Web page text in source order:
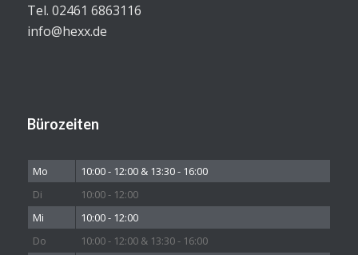
Tel. 02461 6863116
info@hexx.de
Bürozeiten
Mo
10:00 - 12:00 & 13:30 - 16:00
Di
10:00 - 12:00
Mi
10:00 - 12:00
Do
10:00 - 12:00 & 13:30 - 16:00